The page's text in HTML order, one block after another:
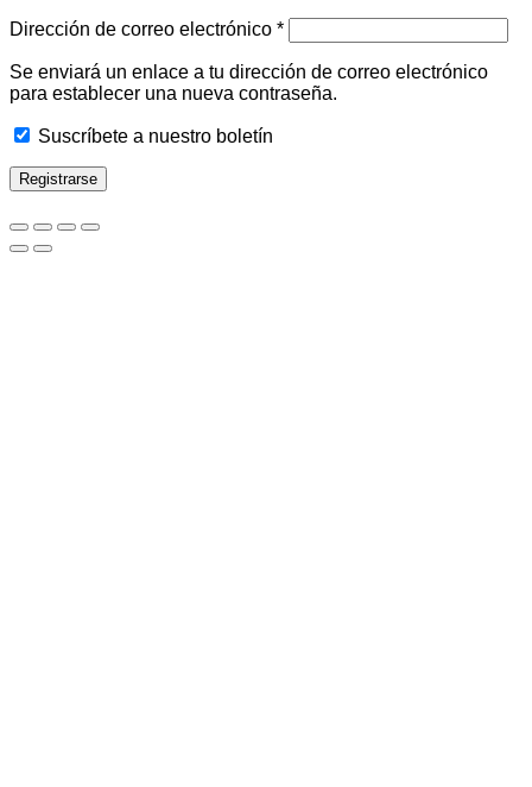
Dirección de correo electrónico *Obligatorio
Se enviará un enlace a tu dirección de correo electrónico
para establecer una nueva contraseña.
Suscríbete a nuestro boletín
Registrarse